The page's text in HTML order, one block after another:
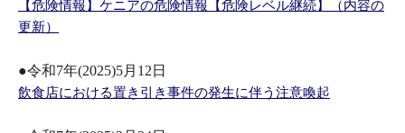
【危険情報】ケニアの危険情報【危険レベル継続】（内容の
更新）
●令和7年(2025)5月12日
飲食店における置き引き事件の発生に伴う注意喚起